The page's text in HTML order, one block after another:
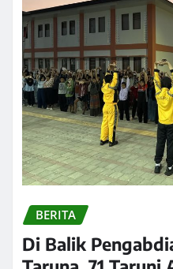
BERITA
Di Balik